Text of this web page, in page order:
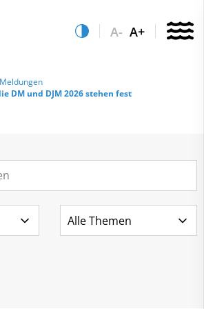
A- A+
DM und DJM 2026 stehen fest